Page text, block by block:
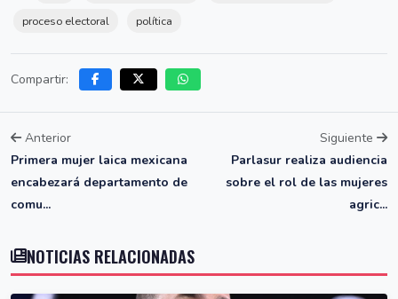
proceso electoral
política
Compartir:
Anterior
Primera mujer laica mexicana
encabezará departamento de
comu...
Siguiente
Parlasur realiza audiencia
sobre el rol de las mujeres
agric...
NOTICIAS RELACIONADAS